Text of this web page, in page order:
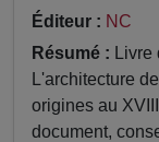
Éditeur : NC
Résumé : Livre
L'architecture
origines au
document,